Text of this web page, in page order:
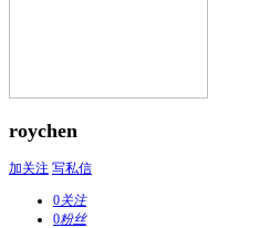
roychen
加关注 写私信
0关注
0粉丝